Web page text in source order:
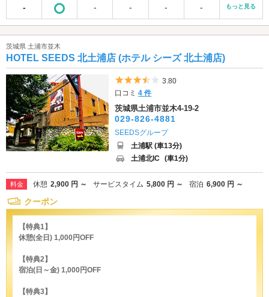
-
-
-
-
-
もっと見る
茨城県 土浦市並木
HOTEL SEEDS 北土浦店 (ホテル シーズ 北土浦店)
5つ星のうち3.5
3.80
口コミ4 件
茨城県土浦市並木4-19-2
029-826-4881
SEEDSグループ
土浦駅 (車13分)
土浦北IC (車1分)
料金 休憩 2,900 円 ～ サービスタイム 5,800 円 ～ 宿泊 6,900 円 ～
クーポン
【特典1】
休憩(全日) 1,000円OFF
【特典2】
宿泊(日～金) 1,000円OFF
【特典3】